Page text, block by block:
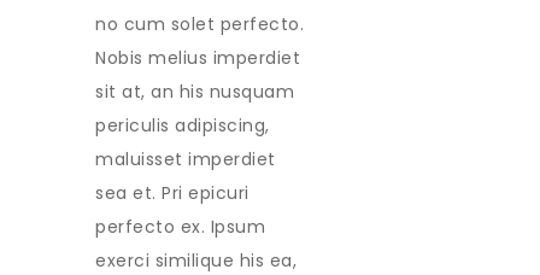
no cum solet perfecto.
Nobis melius imperdiet
sit at, an his nusquam
periculis adipiscing,
maluisset imperdiet
sea et. Pri epicuri
perfecto ex. Ipsum
exerci similique his ea,